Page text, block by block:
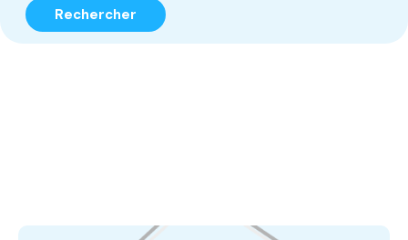
Rechercher